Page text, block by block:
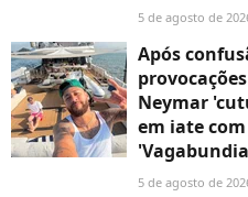
5 de agosto de
Após
Neymar
em iate
5 de agosto de